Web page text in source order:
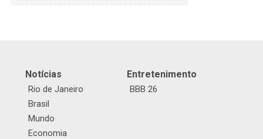
Notícias
Rio de Janeiro
Brasil
Mundo
Economia
Entretenimento
BBB 26